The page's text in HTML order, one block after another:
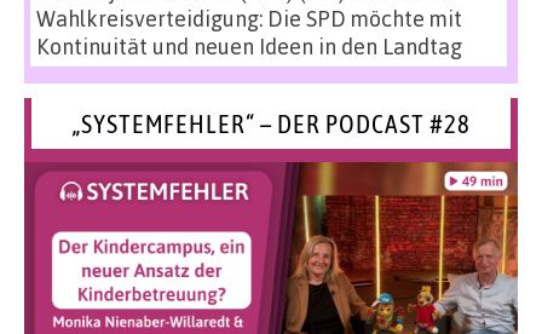
Wahlkreisverteidigung: Die SPD möchte mit
Kontinuität und neuen Ideen in den Landtag
„SYSTEMFEHLER“ – DER PODCAST #28